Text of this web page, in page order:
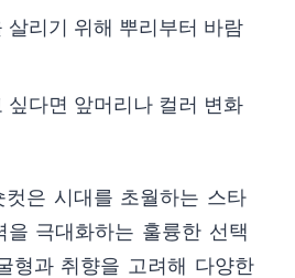
살리기 위해 뿌리부터 바람
싶다면 앞머리나 컬러 변화
컷은 시대를 초월하는 스타
을 극대화하는 훌륭한 선택
형과 취향을 고려해 다양한